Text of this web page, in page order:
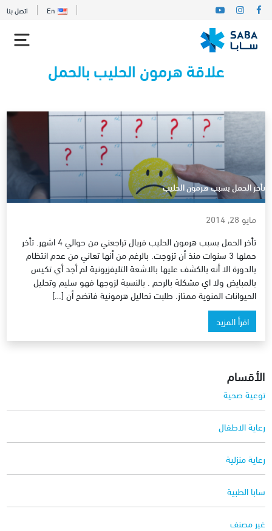
En اتصل بنا
علاقة هرمون الحليب بالحمل
الأقسام
توعية صحية
رعاية الاطفال
رعاية منزلية
سابا الطبية
غير مصنف
تأخر الحمل بسبب هرمون الحليب
مايو 28, 2014
تأخر الحمل بسبب هرمون الحليب فريال تراجعني من حوالي 4 اشهر. تأخر
حملها 3 سنوات منذ أن تزوجت. بالرغم من أنها تعاني من عدم انتظام
بالدورة الا أنه بالكشف عليها بالاشعة التليفزيونية لم أجد أي تكيس
بالمبايض ولا اي مشكلة بالرحم . بالنسبة لزوجها فهو سليم وتحليل
الحيوانات المنوية ممتاز. طلبت تحاليل هرمونية فاتضح أن […]
اقرأ المزيد